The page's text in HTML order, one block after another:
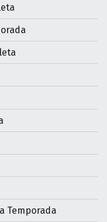
Temporada